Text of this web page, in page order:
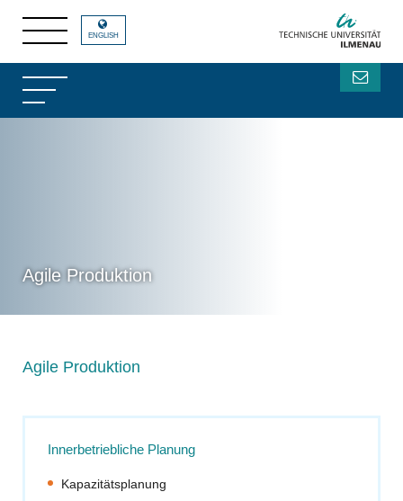
Agile Produktion
ENGLISH
Agile Produktion
Innerbetriebliche Planung
Kapazitätsplanung